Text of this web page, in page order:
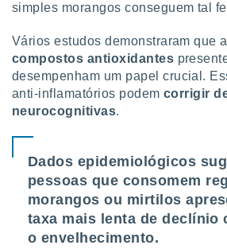
simples morangos conseguem tal
Vários estudos demonstraram que
compostos antioxidantes
desempenham um papel crucial.
anti-inflamatórios podem corrigir
neurocognitivas.
Dados epidemiológicos
pessoas que consomem
morangos ou mirtilos
taxa mais lenta de declínio
o envelhecimento.